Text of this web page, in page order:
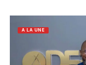
A LA UNE